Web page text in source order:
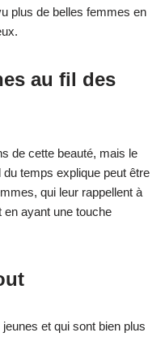
plus de belles femmes en
au fil des
de cette beauté, mais le
du temps explique peut être
qui leur rappellent à
ayant une touche
et qui sont bien plus